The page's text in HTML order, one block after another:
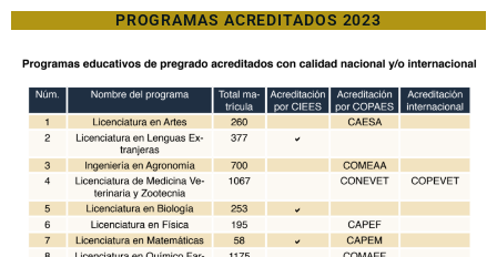
PROGRAMAS ACREDITADOS 2023